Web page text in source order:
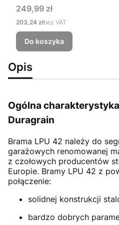
Cena
249,99 zł
Cena
203,24 złbez VAT
Do koszyka
Opis
Ogólna
Duragrain
Brama LPU 42 należy do
garażowych renomowanej
z czołowych producentów
Europie. Bramy LPU 42 z
połączenie:
solidnej konstrukcji
bardzo dobrych